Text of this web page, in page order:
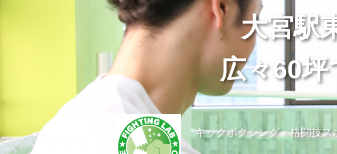
大宮駅
広々60坪
キックボクシング・格闘技ス